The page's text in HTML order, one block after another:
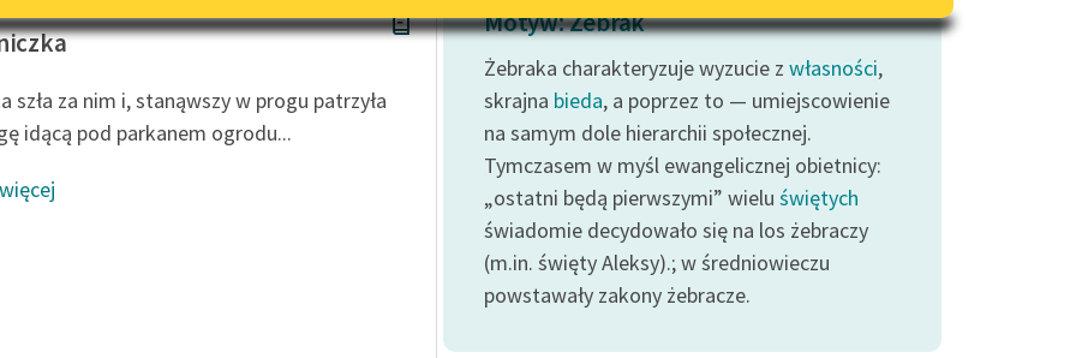
E-kolekcja lektur szkolnych i
literatury do słuchania dla
niepełnosprawnościami
Feministyczne inspiracje.
Popularyzacja skandynawskiej
wrażliwych
Deklaracja dostępności
szła za nim i, stanąwszy w progu patrzyła
idącą pod parkanem ogrodu...
Motyw: Żebrak
Żebraka charakteryzuje wyzucie z własności,
skrajna bieda, a poprzez to — umiejscowienie
na samym dole hierarchii społecznej.
Tymczasem w myśl ewangelicznej obietnicy:
„ostatni będą pierwszymi” wielu świętych
świadomie decydowało się na los żebraczy
(m.in. święty Aleksy).; w średniowieczu
powstawały zakony żebracze.